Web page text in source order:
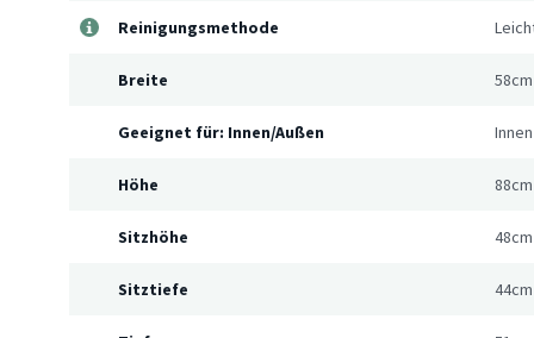
Reinigungsmethode
Breite 58cm
Geeignet für: Innen/Außen Innen
Höhe 88cm
Sitzhöhe 48cm
Sitztiefe 44cm